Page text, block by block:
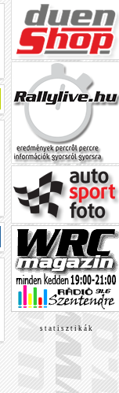
s t a t i s z t i k á k